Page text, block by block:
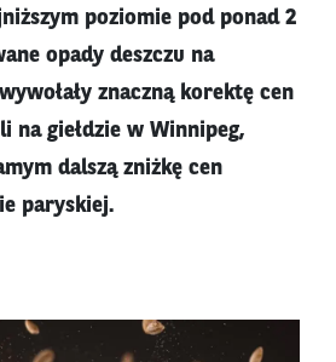
poziomie pod ponad 2
opady deszczu na
znaczną korektę cen
na giełdzie w Winnipeg,
dalszą zniżkę cen
paryskiej.